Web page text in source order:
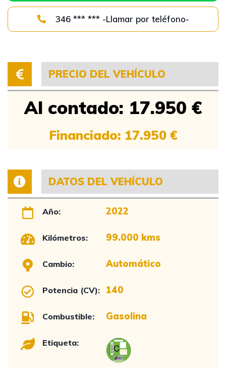
346 *** *** -Llamar por teléfono-
PRECIO DEL VEHÍCULO
Al contado: 17.950 €
Financiado: 17.950 €
DATOS DEL VEHÍCULO
Año: 2022
Kilómetros: 99.000 kms
Cambio: Automático
Potencia (CV): 140
Combustible: Gasolina
Etiqueta: